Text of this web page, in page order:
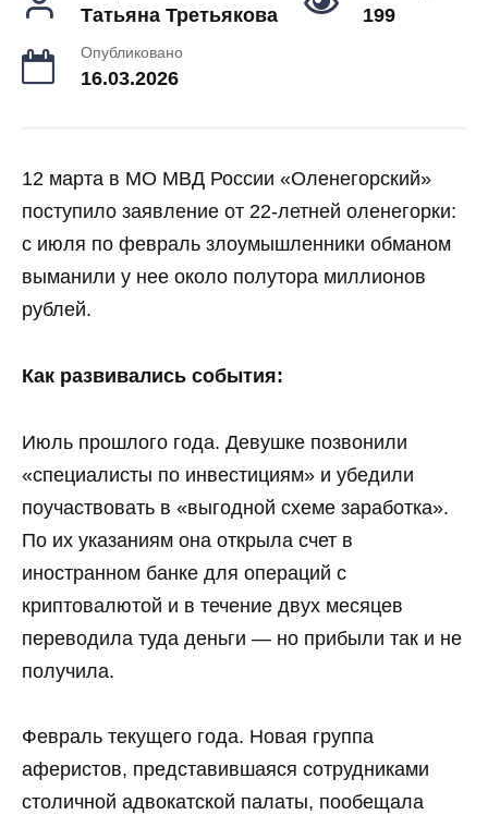
Татьяна Третьякова 199
Опубликовано
16.03.2026
12 марта в МО МВД России «Оленегорский»
поступило заявление от 22‑летней оленегорки:
с июля по февраль злоумышленники обманом
выманили у нее около полутора миллионов
рублей.
Как развивались события:
Июль прошлого года. Девушке позвонили
«специалисты по инвестициям» и убедили
поучаствовать в «выгодной схеме заработка».
По их указаниям она открыла счет в
иностранном банке для операций с
криптовалютой и в течение двух месяцев
переводила туда деньги — но прибыли так и не
получила.
Февраль текущего года. Новая группа
аферистов, представившаяся сотрудниками
столичной адвокатской палаты, пообещала